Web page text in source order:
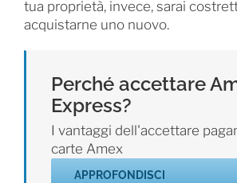
tua proprietà, invece, sarai
acquistarne uno nuovo.
Perché accettare
Express?
I vantaggi dell'accettare
carte Amex
APPROFONDISCI